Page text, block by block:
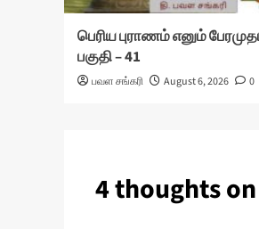
பெரிய புராணம் எனும்
பகுதி – 41
பவள சங்கரி August 6, 2026 0
4 thoughts